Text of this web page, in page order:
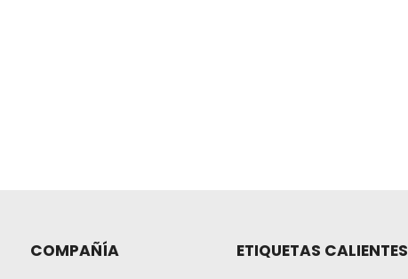
COMPAÑÍA ETIQUETAS CALIENTES